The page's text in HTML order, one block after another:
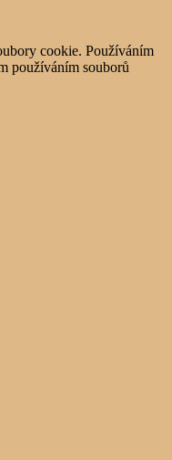
cookie. Používáním
používáním souborů